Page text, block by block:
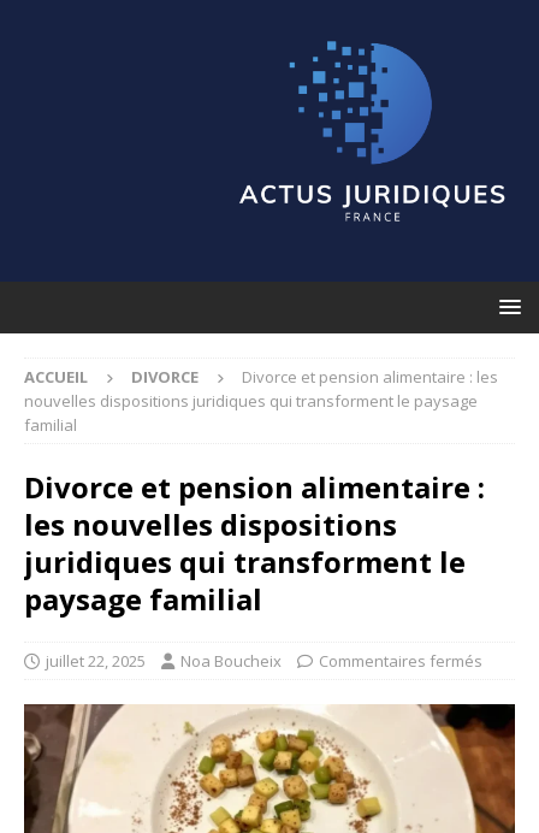
ACCUEIL DIVORCE
Divorce et pension alimentaire : les
nouvelles dispositions juridiques qui transforment le paysage
familial
Divorce et pension alimentaire :
les nouvelles dispositions
juridiques qui transforment le
paysage familial
juillet 22, 2025 Noa Boucheix Commentaires fermés